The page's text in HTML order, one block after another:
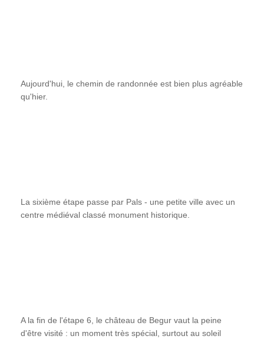
Aujourd'hui, le chemin de randonnée est bien plus agréable
qu'hier.
La sixième étape passe par Pals - une petite ville avec un
centre médiéval classé monument historique.
A la fin de l'étape 6, le château de Begur vaut la peine
d'être visité : un moment très spécial, surtout au soleil